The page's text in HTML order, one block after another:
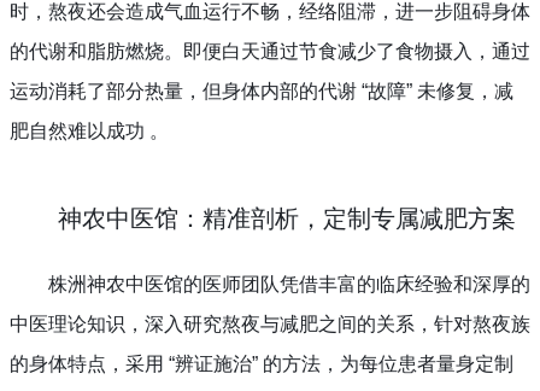
时，熬夜还会造成气血运行不畅，经络阻滞，进一步阻碍身体
的代谢和脂肪燃烧。即便白天通过节食减少了食物摄入，通过
运动消耗了部分热量，但身体内部的代谢 “故障” 未修复，减
肥自然难以成功 。
神农中医馆：精准剖析，定制专属减肥方案
株洲神农中医馆的医师团队凭借丰富的临床经验和深厚的
中医理论知识，深入研究熬夜与减肥之间的关系，针对熬夜族
的身体特点，采用 “辨证施治” 的方法，为每位患者量身定制